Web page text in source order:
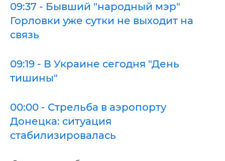
09:37 - Бывший "народный мэр"
Горловки уже сутки не выходит на
связь
09:19 - В Украине сегодня "День
тишины"
00:00 - Стрельба в аэропорту
Донецка: ситуация
стабилизировалась